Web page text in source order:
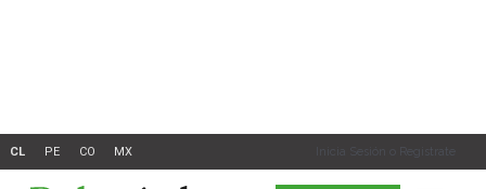
Inicia Sesión o Registrate